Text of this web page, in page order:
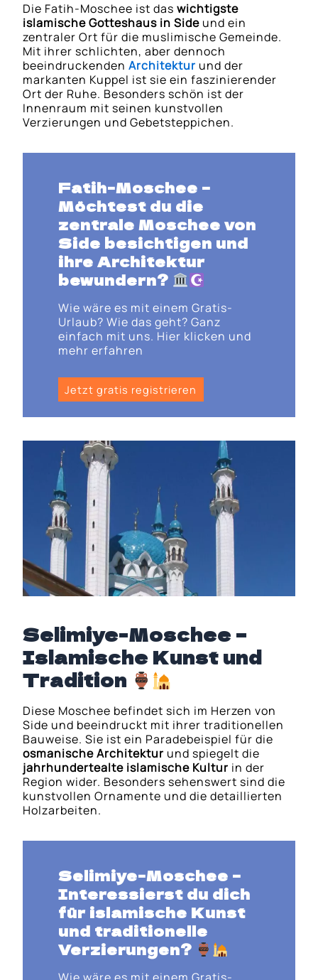
Die Fatih-Moschee ist daswichtigste
islamische Gotteshaus in Side und ein
zentraler Ort für die muslimische Gemeinde.
Mit ihrer schlichten, aber dennoch
beeindruckendenArchitektur und der
markanten Kuppel ist sie ein faszinierender
Ort der Ruhe. Besonders schön ist der
Innenraum mit seinen kunstvollen
Verzierungen und Gebetsteppichen.
Fatih-Moschee –
Möchtest du die
zentrale Moschee von
Side besichtigen und
ihre Architektur
bewundern?
Wie wäre es mit einem Gratis-
Urlaub? Wie das geht? Ganz
einfach mit uns. Hier klicken und
mehr erfahren
Jetzt gratis registrieren
Selimiye-Moschee –
Islamische Kunst und
Tradition
Diese Moschee befindet sich im Herzen von
Side und beeindruckt mit ihrer traditionellen
Bauweise. Sie ist ein Paradebeispiel für die
osmanische Architektur und spiegelt die
jahrhundertealte islamische Kultur in der
Region wider. Besonders sehenswert sind die
kunstvollen Ornamente und die detaillierten
Holzarbeiten.
Selimiye-Moschee –
Interessierst du dich
für islamische Kunst
und traditionelle
Verzierungen?